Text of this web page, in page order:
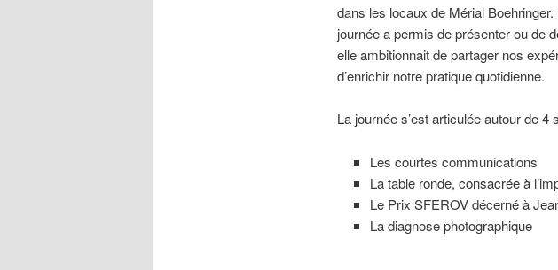
dans les locaux de Mérial
journée a permis de présenter ou de
elle ambitionnait de partager nos
d’enrichir notre pratique quotidienne.
La journée s’est articulée autour de 4
Les courtes communications
La table ronde, consacrée à
Le Prix SFEROV décerné à
La diagnose photographique